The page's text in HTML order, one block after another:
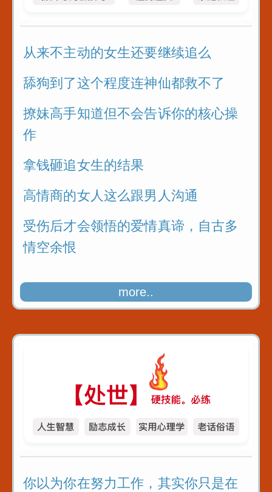
从来不主动的女生还要继续追么
舔狗到了这个程度连神仙都救不了
撩妹高手知道但不会告诉你的核心操
作
拿钱砸追女生的结果
高情商的女人这么跟男人沟通
受伤后才会领悟的爱情真谛，自古多
情空余恨
more..
你以为你在努力工作，其实你只是在